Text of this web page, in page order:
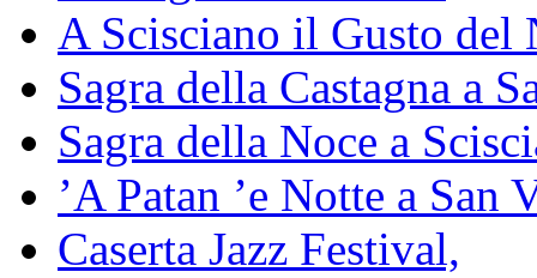
A Scisciano il Gusto del
Sagra della Castagna a
Sagra della Noce a
’A Patan ’e Notte a San
Caserta Jazz Festival,